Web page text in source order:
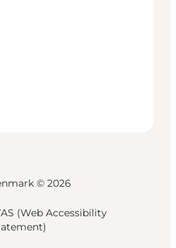
© 2026
(Web Accessibility